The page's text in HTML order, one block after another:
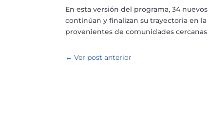
En esta versión del programa, 34
continúan y finalizan su trayectoria en
provenientes de comunidades
←Ver post anterior